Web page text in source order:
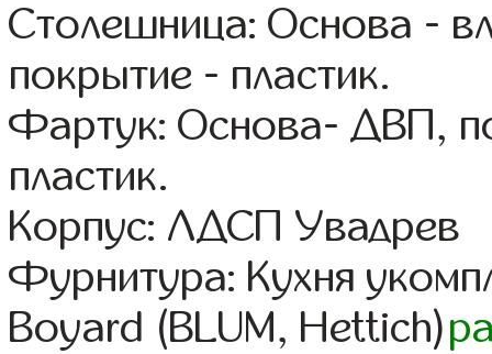
Столешница: Основа -
покрытие - пластик.
Фартук: Основа- ДВП,
пластик.
Корпус: ЛДСП Увадрев
Фурнитура: Кухня
Boyard (BLUM, Hettich)